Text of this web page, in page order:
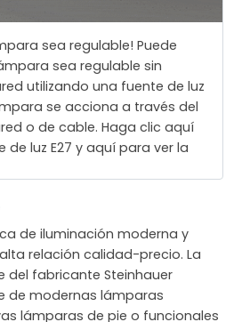
sea regulable! Puede
sea regulable sin
utilizando una fuente de luz
se acciona a través del
o de cable. Haga clic aquí
de luz E27 y aquí para ver la
de iluminación moderna y
relación calidad-precio. La
fabricante Steinhauer
de modernas lámparas
lámparas de pie o funcionales